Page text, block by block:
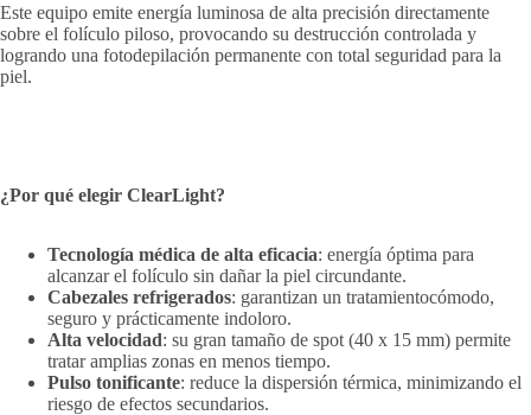
Este equipo emite energía luminosa de alta precisión directamente
sobre el folículo piloso, provocando su destrucción controlada y
logrando una fotodepilación permanente con total seguridad para la
piel.
¿Por qué elegir ClearLight?
Tecnología médica de alta eficacia: energía óptima para
alcanzar el folículo sin dañar la piel circundante.
Cabezales refrigerados: garantizan un tratamientocómodo,
seguro y prácticamente indoloro.
Alta velocidad: su gran tamaño de spot (40 x 15 mm) permite
tratar amplias zonas en menos tiempo.
Pulso tonificante: reduce la dispersión térmica, minimizando el
riesgo de efectos secundarios.